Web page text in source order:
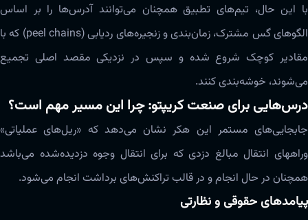
با این حال، تیم‌های تطبیق همچنان می‌توانند آدرس‌ها را بر اساس
الگوهای گس مشترک، زمان‌بندی و زنجیره‌های ردیابی (peel chains) که با
مقادیر کوچک شروع شده و سپس در نزدیکی مقصد اصلی تجمیع
می‌شوند، خوشه‌بندی کنند.
درس‌هایی برای صنعت کریپتو: چرا این مسیر مهم است؟
جابجایی‌های مستمر این هکر نشان می‌دهد که «ریل‌های عملیاتی»
وراههای انتقال مبالغ دزدی که برای انتقال وجوه دزدیده‌شده می‌باشد
همچنان در حال انجام و در قالب تراکنش‌های برداشت انجام می‌شود.
پیامدهای حقوقی و نظارتی